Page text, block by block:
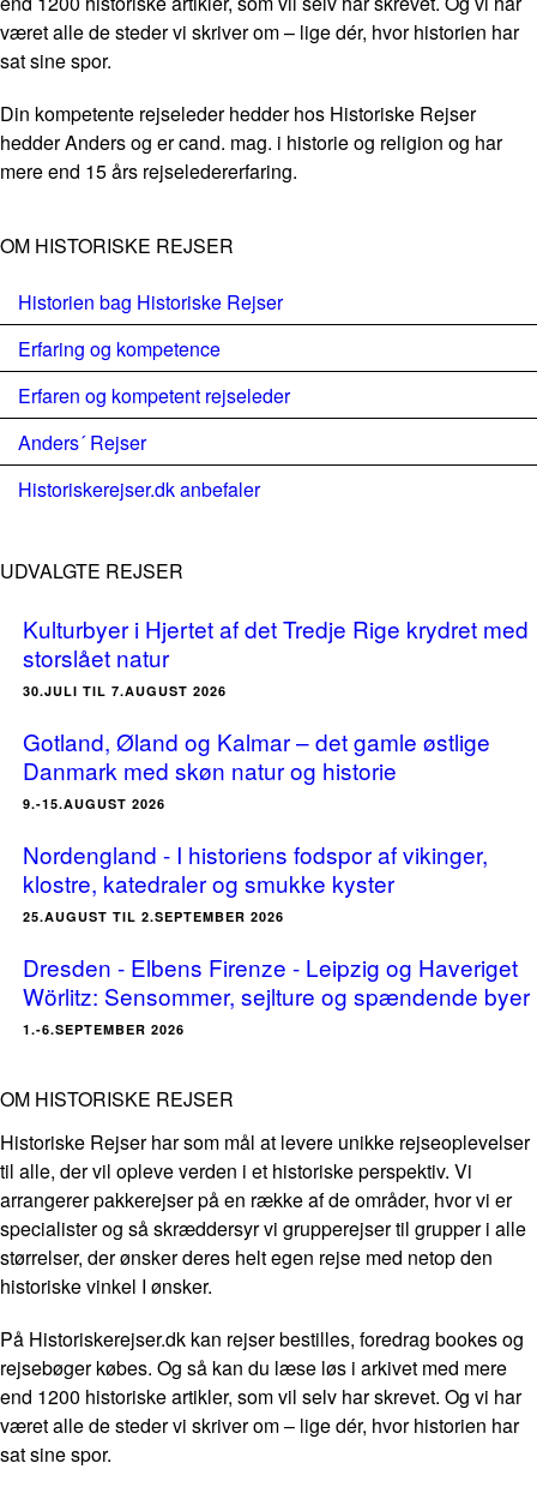
været alle de steder vi skriver om – lige dér, hvor historien har
sat sine spor.
Din kompetente rejseleder hedder hos Historiske Rejser
hedder Anders og er cand. mag. i historie og religion og har
mere end 15 års rejseledererfaring.
OM HISTORISKE REJSER
Historien bag Historiske Rejser
Erfaring og kompetence
Erfaren og kompetent rejseleder
Anders´ Rejser
Historiskerejser.dk anbefaler
UDVALGTE REJSER
Kulturbyer i Hjertet af det Tredje Rige krydret med
storslået natur
30.JULI TIL 7.AUGUST 2026
Gotland, Øland og Kalmar – det gamle østlige
Danmark med skøn natur og historie
9.-15.AUGUST 2026
Nordengland - I historiens fodspor af vikinger,
klostre, katedraler og smukke kyster
25.AUGUST TIL 2.SEPTEMBER 2026
Dresden - Elbens Firenze - Leipzig og Haveriget
Wörlitz: Sensommer, sejlture og spændende byer
1.-6.SEPTEMBER 2026
OM HISTORISKE REJSER
Historiske Rejser har som mål at levere unikke rejseoplevelser
til alle, der vil opleve verden i et historiske perspektiv. Vi
arrangerer pakkerejser på en række af de områder, hvor vi er
specialister og så skræddersyr vi grupperejser til grupper i alle
størrelser, der ønsker deres helt egen rejse med netop den
historiske vinkel I ønsker.
På Historiskerejser.dk kan rejser bestilles, foredrag bookes og
rejsebøger købes. Og så kan du læse løs i arkivet med mere
end 1200 historiske artikler, som vil selv har skrevet. Og vi har
været alle de steder vi skriver om – lige dér, hvor historien har
sat sine spor.